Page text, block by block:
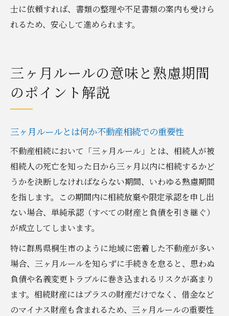
士に依頼すれば、書類の整理や不足書類の案内も受けら
れるため、安心して進められます。
三ヶ月ルールの意味と熟慮期間
のポイント解説
三ヶ月ルールとは何か不動産相続での重要性
不動産相続において「三ヶ月ルール」とは、相続人が被
相続人の死亡を知った日から三ヶ月以内に相続するかど
うかを決断しなければならない期間、いわゆる熟慮期間
を指します。この期間内に相続放棄や限定承認を申し出
ない場合、単純承認（すべての財産と負債を引き継ぐ）
が成立してしまいます。
特に群馬県桐生市のように地域に密着した不動産が多い
場合、三ヶ月ルールを知らずに手続きを怠ると、思わぬ
負債や名義変更トラブルに巻き込まれるリスクが高まり
ます。相続財産にはプラスの財産だけでなく、借金など
のマイナス財産も含まれるため、三ヶ月ルールの重要性